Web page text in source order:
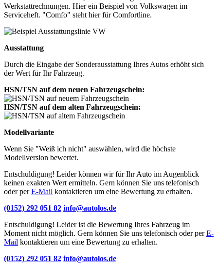
Werkstattrechnungen. Hier ein Beispiel von Volkswagen im
Serviceheft. "Comfo" steht hier für Comfortline.
Ausstattung
Durch die Eingabe der Sonderausstattung Ihres Autos erhöht sich
der Wert für Ihr Fahrzeug.
HSN/TSN auf dem neuen Fahrzeugschein:
HSN/TSN auf dem alten Fahrzeugschein:
Modellvariante
Wenn Sie "Weiß ich nicht" auswählen, wird die höchste
Modellversion bewertet.
Entschuldigung! Leider können wir für Ihr Auto im Augenblick
keinen exakten Wert ermitteln. Gern können Sie uns telefonisch
oder perE-Mail kontaktieren um eine Bewertung zu erhalten.
(0152) 292 051 82 info@autolos.de
Entschuldigung! Leider ist die Bewertung Ihres Fahrzeug im
Moment nicht möglich. Gern können Sie uns telefonisch oder perE-
Mail kontaktieren um eine Bewertung zu erhalten.
(0152) 292 051 82 info@autolos.de